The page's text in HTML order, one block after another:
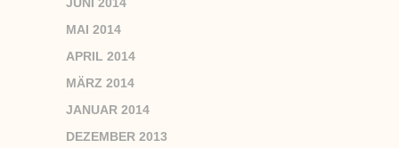
MAI 2014
APRIL 2014
MÄRZ 2014
JANUAR 2014
DEZEMBER 2013